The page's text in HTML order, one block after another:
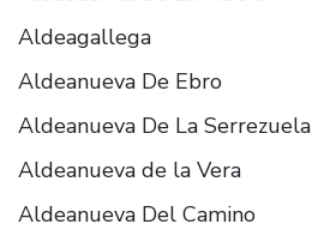
Aldeagallega
Aldeanueva De Ebro
Aldeanueva De La Serrezuela
Aldeanueva de la Vera
Aldeanueva Del Camino